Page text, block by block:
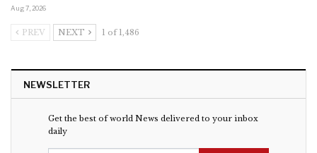
Aug 7, 2026
PREV NEXT 1 of 1,486
NEWSLETTER
Get the best of world News delivered to your inbox
daily